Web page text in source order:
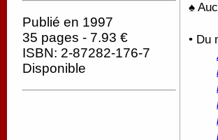
Publié en 1997
35 pages - 7.93 €
ISBN: 2-87282-176-7
Disponible
♠
• Du